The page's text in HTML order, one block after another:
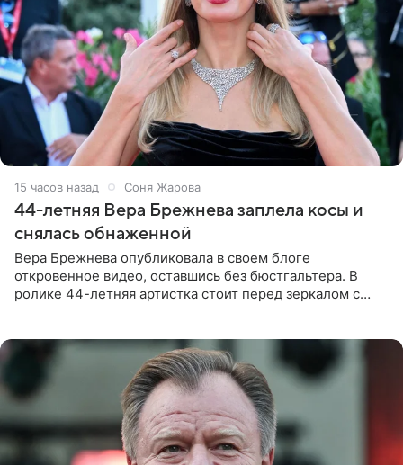
15 часов назад Соня Жарова
44-летняя Вера Брежнева заплела косы и
снялась обнаженной
Вера Брежнева опубликовала в своем блоге
откровенное видео, оставшись без бюстгальтера. В
ролике 44-летняя артистка стоит перед зеркалом с